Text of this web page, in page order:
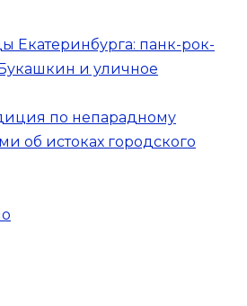
Екатеринбурга: панк-рок-
и уличное
по непарадному
об истоках городского